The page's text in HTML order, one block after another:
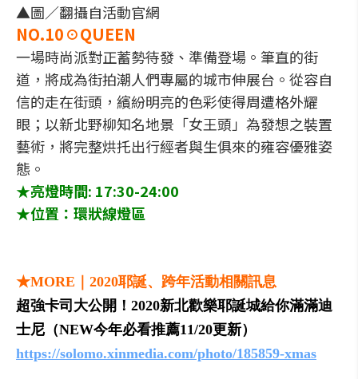
▲圖／翻攝自活動官網
NO.10☉QUEEN
一場時尚派對正蓄勢待發、準備登場。筆直的街
道，將成為街拍潮人們專屬的城市伸展台。從容自
信的走在街頭，繽紛明亮的色彩使得周遭格外耀
眼；以新北野柳知名地景「女王頭」為發想之裝置
藝術，將完整烘托出行經者與生俱來的雍容優雅姿
態。
★亮燈時間: 17:30-24:00
★位置：環狀線燈區
★MORE｜2020耶誕、跨年活動相關訊息
超強卡司大公開！2020新北歡樂耶誕城給你滿滿迪
士尼（NEW今年必看推薦11/20更新）
https://solomo.xinmedia.com/photo/185859-xmas